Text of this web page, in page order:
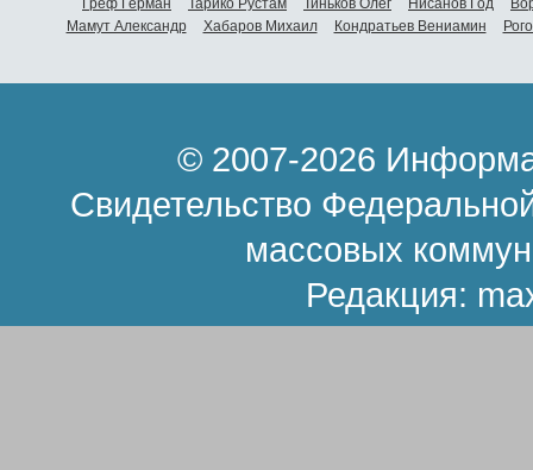
Греф Герман
Тарико Рустам Тиньков Олег Нисанов Год
Мамут Александр
Хабаров Михаил Кондратьев Вениамин
© 2007-2026
Свидетельство
массовых
Редакция: